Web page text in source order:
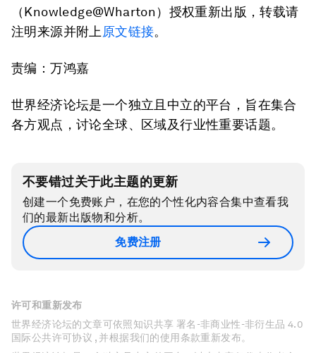
（Knowledge@Wharton）授权重新出版，转载请
注明来源并附上 原文链接。
责编：万鸿嘉
世界经济论坛是一个独立且中立的平台，旨在集合
各方观点，讨论全球、区域及行业性重要话题。
不要错过关于此主题的更新
创建一个免费账户，在您的个性化内容合集中查看我
们的最新出版物和分析。
免费注册
许可和重新发布
世界经济论坛的文章可依照知识共享 署名-非商业性-非衍生品 4.0
国际公共许可协议 , 并根据我们的使用条款重新发布。